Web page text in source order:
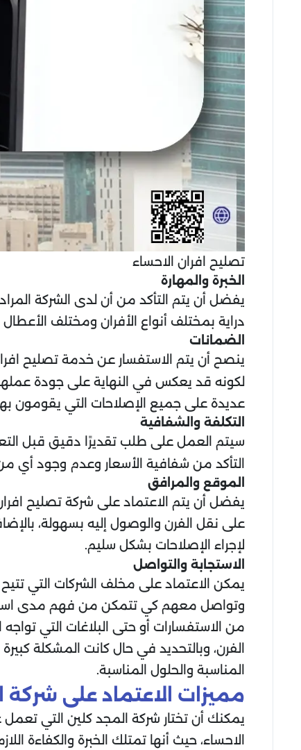
تصليح افران الاحساء
الخبرة والمهارة
يفضل أن يتم التأكد من أن لدى الشركة
دراية بمختلف أنواع الأفران ومختلف
الضمانات
ينصح أن يتم الاستفسار عن خدمة تصليح
لكونه قد يعكس في النهاية على جودة
عديدة على جميع الإصلاحات التي يقومون
التكلفة والشفافية
سيتم العمل على طلب تقديرًا دقيق قبل
التأكد من شفافية الأسعار وعدم وجود أي
الموقع والمرافق
يفضل أن يتم الاعتماد على شركة تصليح
على نقل الفرن والوصول إليه بسهولة،
لإجراء الإصلاحات بشكل سليم.
الاستجابة والتواصل
يمكن الاعتماد على مخلف الشركات التي
وتواصل معهم كي تتمكن من فهم مدى
من الاستفسارات أو حتى البلاغات التي
الفرن، وبالتحديد في حال كانت المشكلة
المناسبة والحلول المناسبة.
مميزات الاعتماد على شركة
يمكنك أن تختار شركة المجد كلين التي
الاحساء، حيث أنها تمتلك الخبرة والكفاءة